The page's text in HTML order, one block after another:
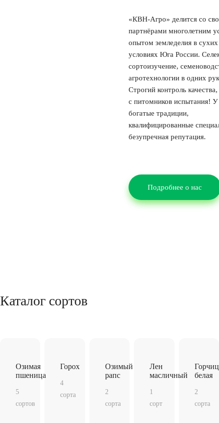
«КВН-Агро» делится со
партнёрами многолетним
опытом земледелия в сухих
условиях Юга России.
сортоизучение,
агротехнологии в одних
Строгий контроль
с питомников испытания! У
богатые традиции,
квалифицированные
безупречная репутация.
Подробнее о нас
Каталог сортов
Озимая
пшеница
5
сортов
Горох
4
сорта
Озимый
рапс
2
сорта
Лен
масличный
1
сорт
белая
2
сорта